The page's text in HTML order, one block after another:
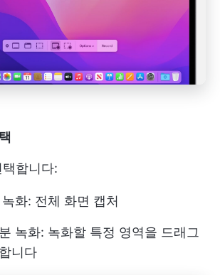
합니다:
화: 전체 화면 캡처
녹화: 녹화할 특정 영역을 드래그
니다